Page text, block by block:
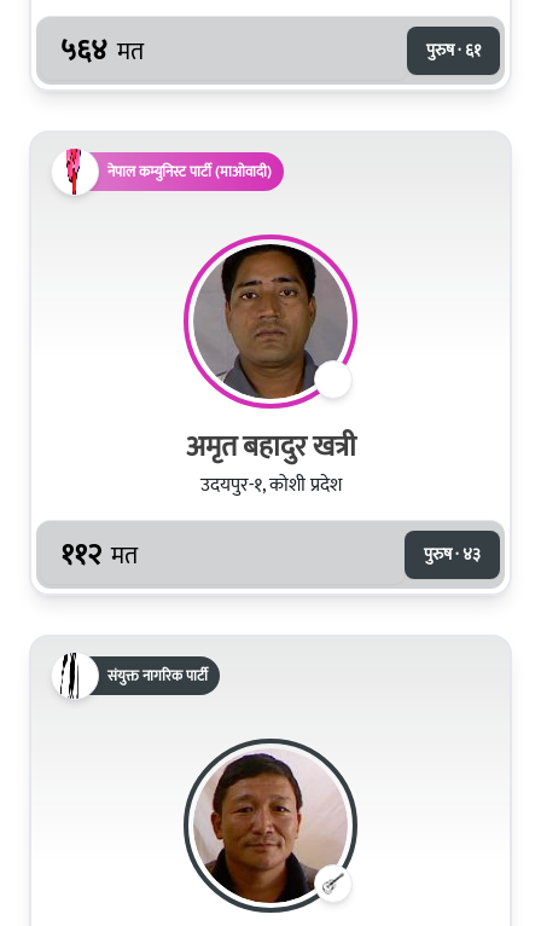
५६४ मत पुरुष · ६१
नेपाल कम्युनिस्ट पार्टी (माओवादी)
अमृत बहादुर खत्री
उदयपुर-१, कोशी प्रदेश
११२ मत पुरुष · ४३
संयुक्त नागरिक पार्टी